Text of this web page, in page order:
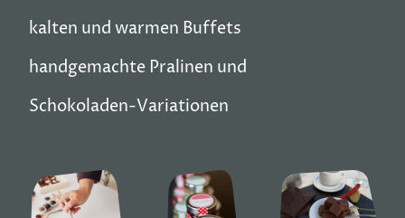
kalten und warmen Buffets
handgemachte Pralinen und
Schokoladen-Variationen